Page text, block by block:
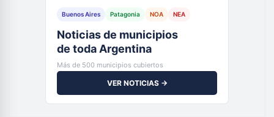
Buenos Aires Patagonia NOA NEA
Noticias de municipios
de toda Argentina
Más de 500 municipios cubiertos
VER NOTICIAS →